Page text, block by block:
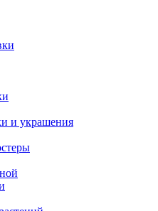
и украшения